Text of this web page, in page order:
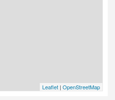
Leaflet | OpenStreetMap